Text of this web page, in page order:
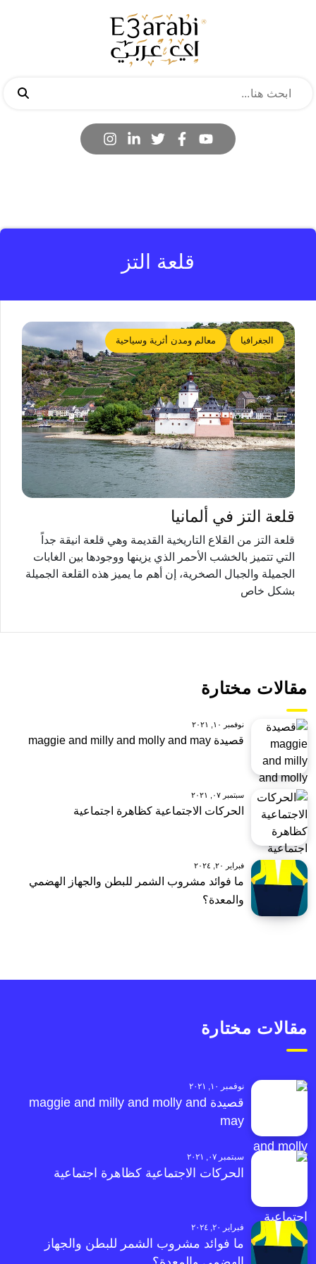
قلعة التز
الجغرافيا معالم ومدن أثرية وسياحية
قلعة التز في ألمانيا
قلعة التز من القلاع التاريخية القديمة وهي قلعة انيقة جداً
التي تتميز بالخشب الأحمر الذي يزينها ووجودها بين الغابات
الجميلة والجبال الصخرية، إن أهم ما يميز هذه القلعة الجميلة
بشكل خاص
مقالات مختارة
نوفمبر ١٠, ٢٠٢١
قصيدة maggie and milly and molly and may
سبتمبر ٠٧, ٢٠٢١
الحركات الاجتماعية كظاهرة اجتماعية
فبراير ٢٠, ٢٠٢٤
ما فوائد مشروب الشمر للبطن والجهاز الهضمي
والمعدة؟
مقالات مختارة
نوفمبر ١٠, ٢٠٢١
قصيدة maggie and milly and molly and
may
سبتمبر ٠٧, ٢٠٢١
الحركات الاجتماعية كظاهرة اجتماعية
فبراير ٢٠, ٢٠٢٤
ما فوائد مشروب الشمر للبطن والجهاز